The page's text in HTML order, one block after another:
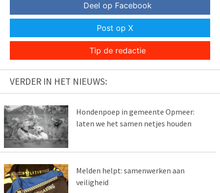
Deel op Facebook
Post op X
Tip de redactie
VERDER IN HET NIEUWS:
Hondenpoep in gemeente Opmeer:
laten we het samen netjes houden
Melden helpt: samenwerken aan
veiligheid